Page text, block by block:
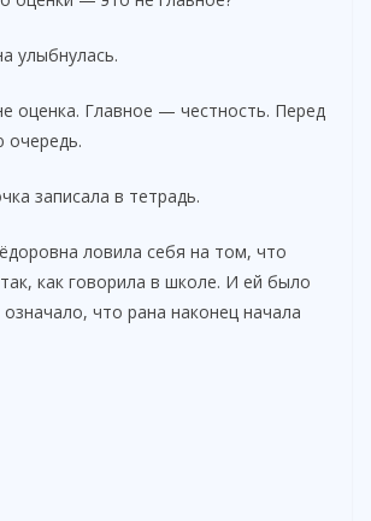
i
d
e
o
улыбнулась.
оценка. Главное — честность. Перед
очередь.
записала в тетрадь.
ловила себя на том, что
как говорила в школе. И ей было
что рана наконец начала